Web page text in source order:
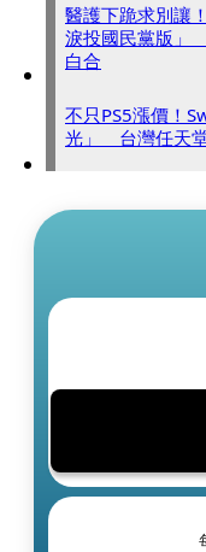
醫護下跪求別讓
淚投國民黨版」
白合
不只PS5漲價！
光」 台灣任天